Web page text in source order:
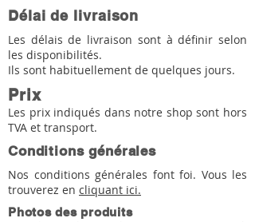
Délai de livraison
Les délais de livraison sont à définir selon
les disponibilités.
Ils sont habituellement de quelques jours.
Prix
Les prix indiqués dans notre shop sont hors
TVA et transport.
Conditions générales
Nos conditions générales font foi. Vous les
trouverez en cliquant ici.
Photos des produits